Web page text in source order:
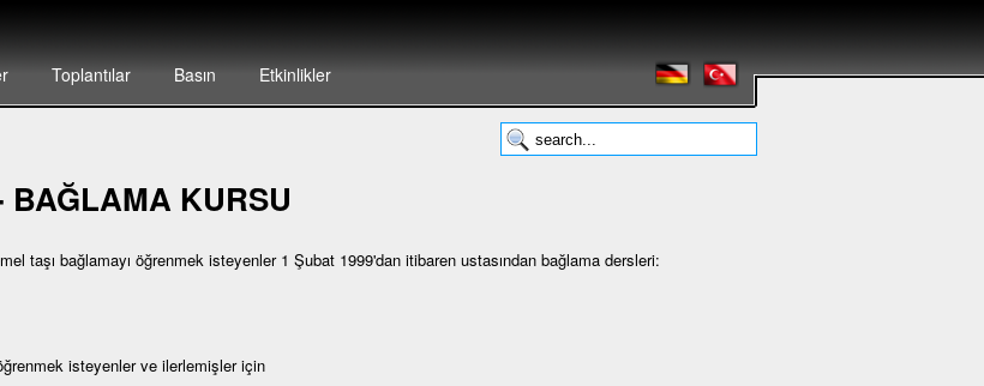
Toplantılar Basın Etkinlikler
KURSU
taşı bağlamayı öğrenmek isteyenler 1 Şubat 1999'dan itibaren ustasından bağlama dersleri:
isteyenler ve ilerlemişler için